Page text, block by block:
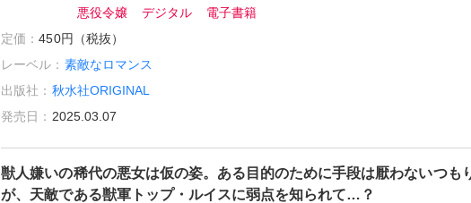
悪役令嬢
デジタル
電子書籍
定価：450円（税抜）
レーベル： 素敵なロマンス
出版社： 秋水社ORIGINAL
発売日： 2025.03.07
獣人嫌いの稀代の悪女は仮の姿。ある目的のために手段は厭わないつも
が、天敵である獣軍トップ・ルイスに弱点を知られて…？